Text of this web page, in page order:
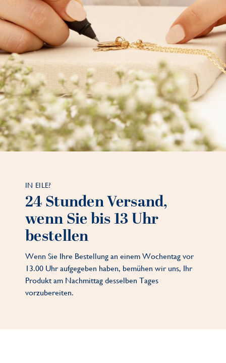
IN EILE?
24 Stunden Versand,
wenn Sie bis 13 Uhr
bestellen
Wenn Sie Ihre Bestellung an einem Wochentag vor
13.00 Uhr aufgegeben haben, bemühen wir uns, Ihr
Produkt am Nachmittag desselben Tages
vorzubereiten.